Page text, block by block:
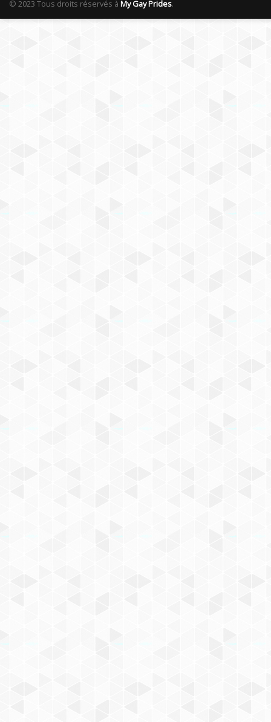
© 2023 Tous droits réservés à My Gay Prides.